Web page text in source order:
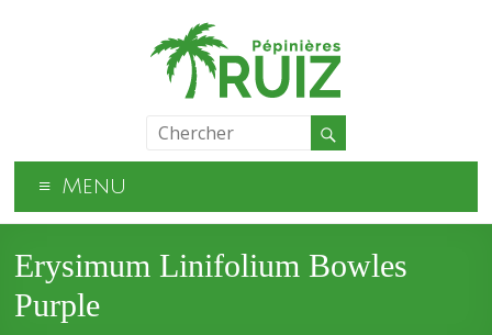
Menu
Erysimum Linifolium Bowles
Purple